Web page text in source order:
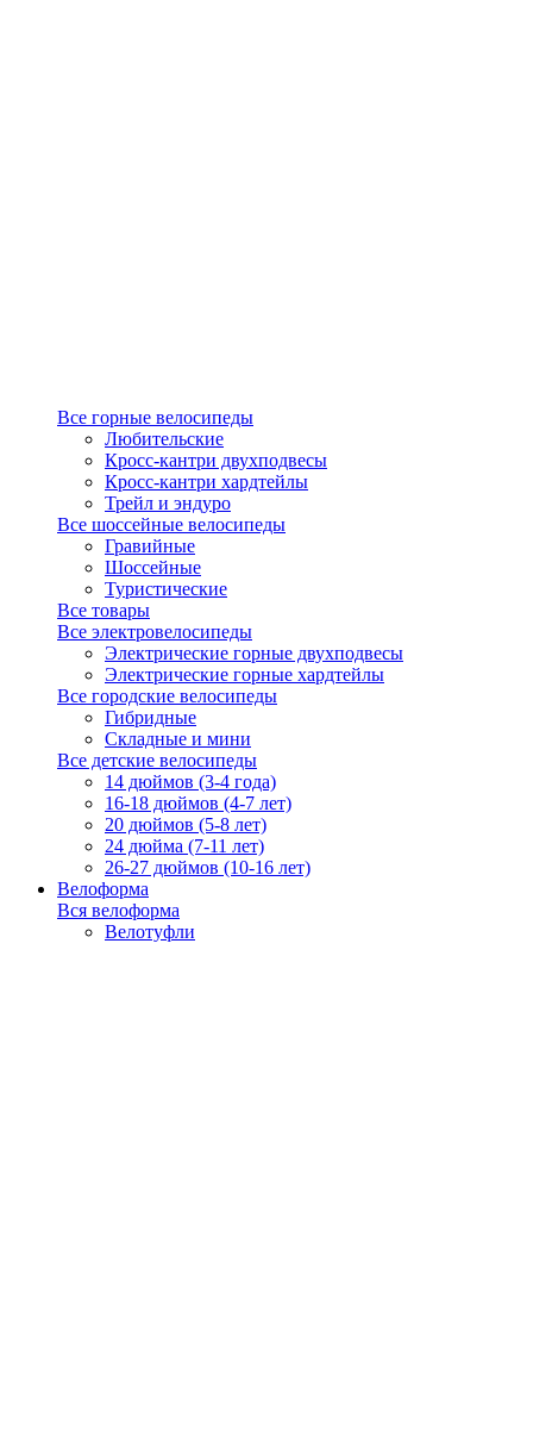
Все горные велосипеды
Любительские
Кросс-кантри двухподвесы
Кросс-кантри хардтейлы
Трейл и эндуро
Все шоссейные велосипеды
Гравийные
Шоссейные
Туристические
Все товары
Все электровелосипеды
Электрические горные двухподвесы
Электрические горные хардтейлы
Все городские велосипеды
Гибридные
Складные и мини
Все детские велосипеды
14 дюймов (3-4 года)
16-18 дюймов (4-7 лет)
20 дюймов (5-8 лет)
24 дюйма (7-11 лет)
26-27 дюймов (10-16 лет)
Велоформа
Вся велоформа
Велотуфли